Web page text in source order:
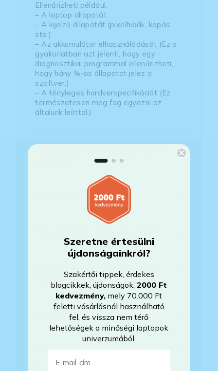
Ellenőrizheti például:
– A laptop állapotát
– A kijelző állapotát (pixelhibák, kopás
stb.)
– Az akkumulátor elhasználódását (Ez a
gyakorlatban azt jelenti, hogy egy
diagnosztikai programmal ellenőrizheti,
hogy hány %-os állapotot jelez a
szoftver.)
– A tényleges hardverspecifikációt (Ez
természetesen meg fog egyezni az
általunk leírttal.)
Megvan még a készülék?
felújítottak?
Mire vonatkozik a garancia?
Milyen akkumulátorállapotra
számíthatok?
Szeretne értesülni
újdonságainkról?
Szakértői tippek, érdekes
blogcikkek, újdonságok,2000 Ft
kedvezmény, mely 70.000 Ft
feletti vásárlásnál használható
fel, és vissza nem térő
lehetőségek a minőségi laptopok
univerzumából.